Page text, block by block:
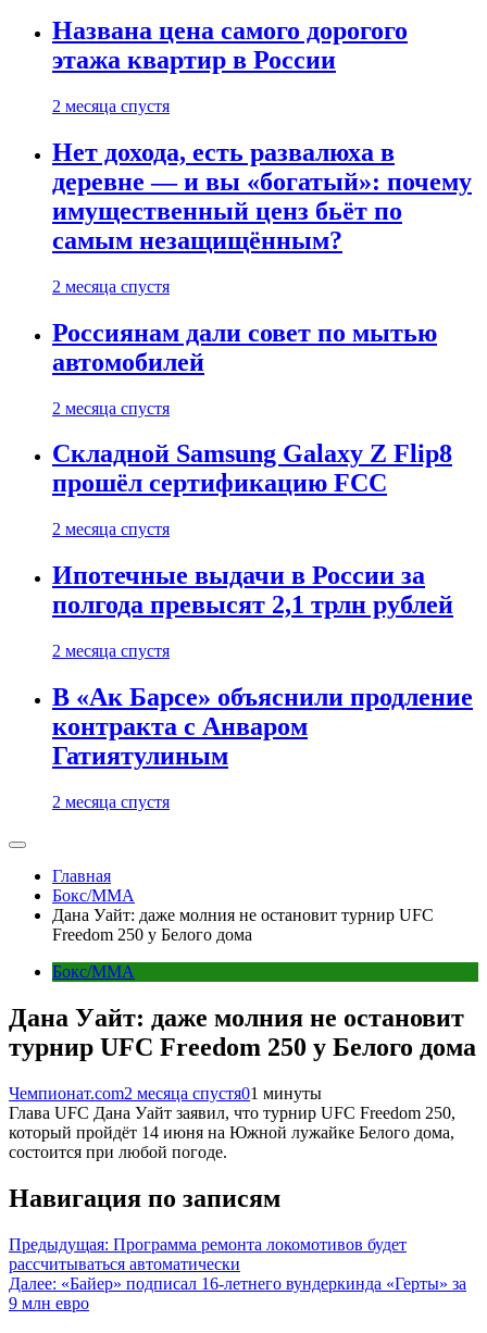
Названа цена самого дорогого
этажа квартир в России
2 месяца спустя
Нет дохода, есть развалюха в
деревне — и вы «богатый»: почему
имущественный ценз бьёт по
самым незащищённым?
2 месяца спустя
Россиянам дали совет по мытью
автомобилей
2 месяца спустя
Складной Samsung Galaxy Z Flip8
прошёл сертификацию FCC
2 месяца спустя
Ипотечные выдачи в России за
полгода превысят 2,1 трлн рублей
2 месяца спустя
В «Ак Барсе» объяснили продление
контракта с Анваром
Гатиятулиным
2 месяца спустя
Главная
Бокс/MMA
Дана Уайт: даже молния не остановит турнир UFC
Freedom 250 у Белого дома
Бокс/MMA
Дана Уайт: даже молния не остановит
турнир UFC Freedom 250 у Белого дома
Чемпионат.com2 месяца спустя01 минуты
Глава UFC Дана Уайт заявил, что турнир UFC Freedom 250,
который пройдёт 14 июня на Южной лужайке Белого дома,
состоится при любой погоде.
Навигация по записям
Предыдущая: Программа ремонта локомотивов будет
рассчитываться автоматически
Далее: «Байер» подписал 16-летнего вундеркинда «Герты» за
9 млн евро